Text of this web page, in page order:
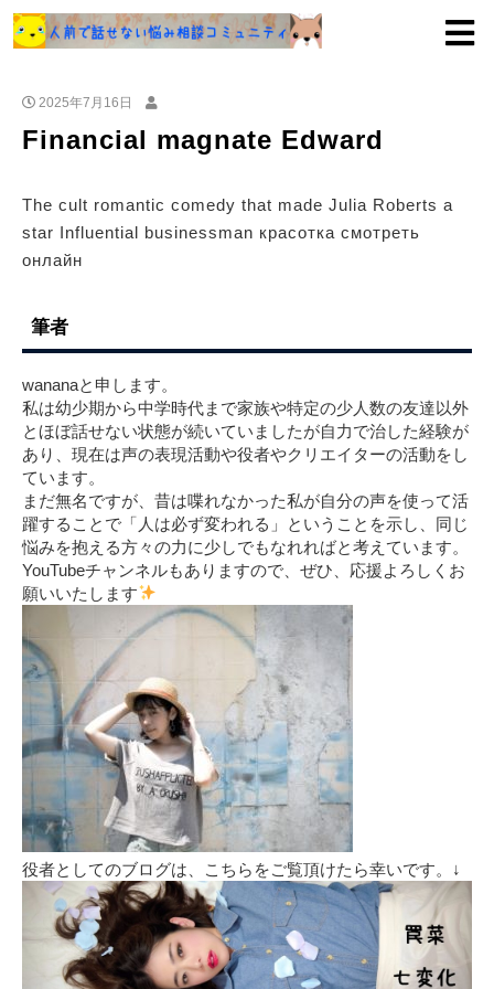
2025年7月16日
Financial magnate Edward
The cult romantic comedy that made Julia Roberts a
star Influential businessman красотка смотреть
онлайн
筆者
wananaと申します。
私は幼少期から中学時代まで家族や特定の少人数の友達以外
とほぼ話せない状態が続いていましたが自力で治した経験が
あり、現在は声の表現活動や役者やクリエイターの活動をし
ています。
まだ無名ですが、昔は喋れなかった私が自分の声を使って活
躍することで「人は必ず変われる」ということを示し、同じ
悩みを抱える方々の力に少しでもなれればと考えています。
YouTubeチャンネルもありますので、ぜひ、応援よろしくお
願いいたします
役者としてのブログは、こちらをご覧頂けたら幸いです。↓